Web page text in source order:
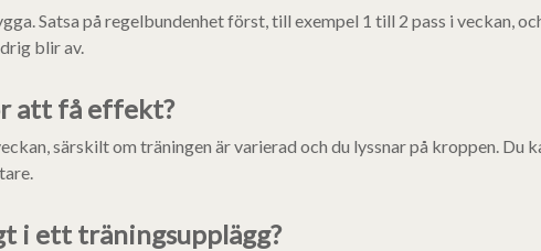
Satsa på regelbundenhet först, till exempel 1 till 2 pass i veckan,
blir av.
att få effekt?
särskilt om träningen är varierad och du lyssnar på kroppen. Du
i ett träningsupplägg?